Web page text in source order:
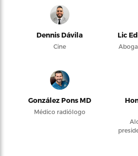
Dennis Dávila
Cine
Lic
González Pons MD
Médico radiólogo